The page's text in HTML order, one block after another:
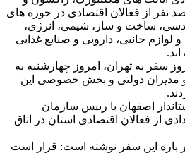
نفر از فعالان اقتصادی در حوزه های
ساخت و ساز، شیمی، انرژی،
لوازم جانبی، دارویی و صنایع غذایی
سفر به تهران، امروز چهارشنبه به
مدیران دولتی و بخش خصوصی این
اصفهان با رییس سازمان
از فعالان اقتصادی استان در اتاق
باره این سفر نوشته است: قرار است